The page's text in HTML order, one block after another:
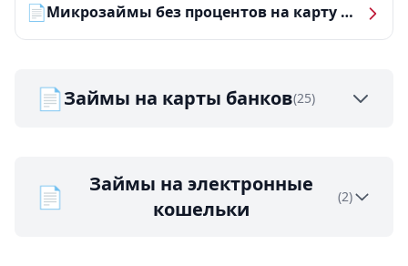
📄 Микрозаймы без процентов на карту — ТОП-10 за 2026 год
📄Займы на карты банков(25)
📄
Займы на электронные
кошельки
(2)